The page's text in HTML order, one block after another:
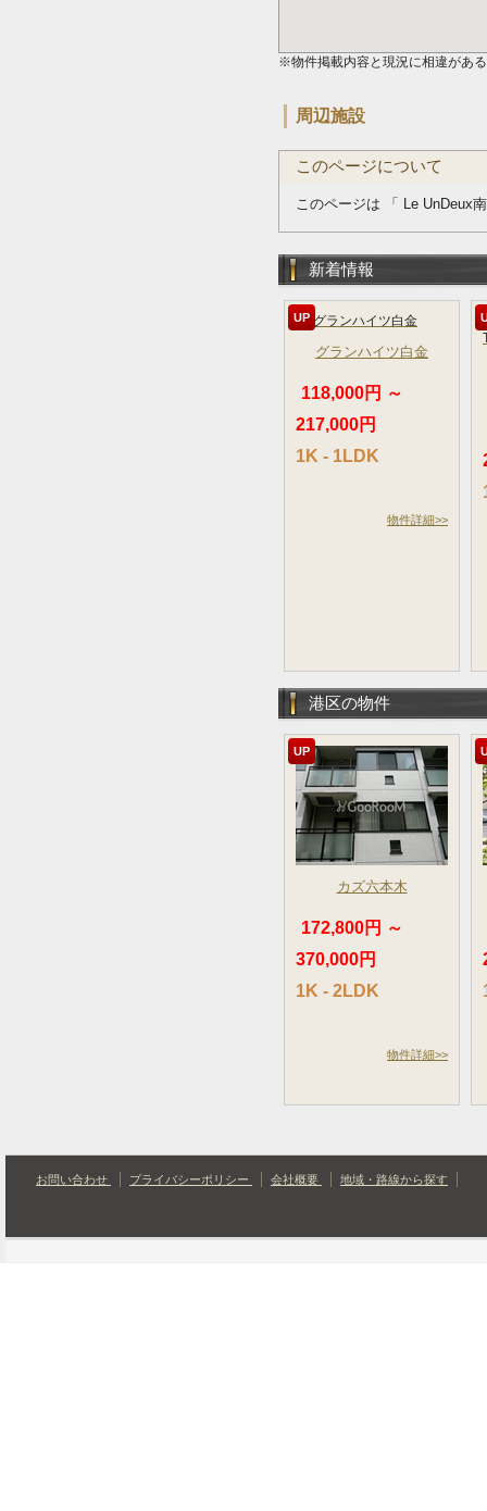
※物件掲載内容と現況に相違があ
周辺施設
このページについて
このページは 「 Le UnDeux
新着情報
UP
グランハイツ白金
118,000円 ～
217,000円
1K - 1LDK
物件詳細>>
港区の物件
UP
カズ六本木
172,800円 ～
370,000円
1K - 2LDK
物件詳細>>
お問い合わせ プライバシーポリシー 会社概要 地域・路線から探す